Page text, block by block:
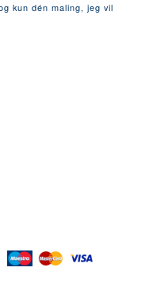
kun dén maling, jeg vil